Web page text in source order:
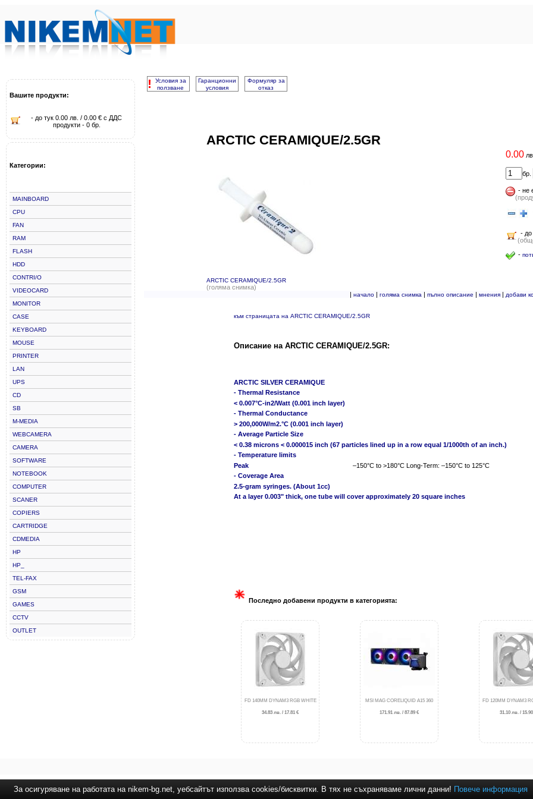
Вашите продукти:
- до тук 0.00 лв. / 0.00 € с ДДС
продукти - 0 бр.
Категории:
MAINBOARD
CPU
FAN
RAM
FLASH
HDD
CONTRI/O
VIDEOCARD
MONITOR
CASE
KEYBOARD
MOUSE
PRINTER
LAN
UPS
CD
SB
M-MEDIA
WEBCAMERA
CAMERA
SOFTWARE
NOTEBOOK
COMPUTER
SCANER
COPIERS
CARTRIDGE
CDMEDIA
HP
HP_
TEL-FAX
GSM
GAMES
CCTV
OUTLET
!
Условия за
ползване
Гаранционни
условия
Формуляр за
отказ
ARCTIC CERAMIQUE/2.5GR
ARCTIC CERAMIQUE/2.5GR
(голяма снимка)
0.00 лв.
бр.
- не
- до
-
| начало| голяма снимка | пълно описание | мнения| добави
към страницата на ARCTIC CERAMIQUE/2.5GR
Описание на ARCTIC CERAMIQUE/2.5GR:
ARCTIC SILVER CERAMIQUE
- Thermal Resistance
< 0.007°C-in2/Watt (0.001 inch layer)
- Thermal Conductance
> 200,000W/m2.°C (0.001 inch layer)
- Average Particle Size
< 0.38 microns < 0.000015 inch (67 particles lined up in a row equal 1/1000th of an inch.)
- Temperature limits
Peak
–150°C to >180°C Long-Term: –150°C to 125°C
- Coverage Area
2.5-gram syringes. (About 1cc)
At a layer 0.003" thick, one tube will cover approximately 20 square inches
Последно добавени продукти в категорията:
FD 140MM DYNAM3 RGB WHITE
34.83 лв. / 17.81 €
MSI MAG CORELIQUID A15 360
171.91 лв. / 87.89 €
FD 120MM DYNAM3
31.10 лв. /
За осигуряване на работата на nikem-bg.net, уебсайтът използва cookies/бисквитки. В тях не съхраняваме лични данни! Повече информация